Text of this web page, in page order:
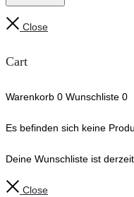
Close
Cart
Warenkorb 0 Wunschliste 0
Es befinden sich keine
Deine Wunschliste ist
Close